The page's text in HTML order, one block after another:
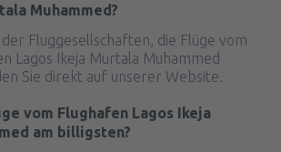
Muhammed?
Fluggesellschaften, die Flüge vom
Lagos Ikeja Murtala Muhammed
Sie direkt auf unserer Website.
vom Flughafen Lagos Ikeja
am billigsten?